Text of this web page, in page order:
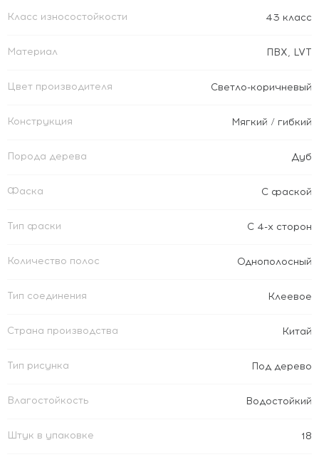
Класс износостойкости 43 класс
Материал ПВХ, LVT
Цвет производителя Светло-коричневый
Конструкция Мягкий / гибкий
Порода дерева Дуб
Фаска С фаской
Тип фаски С 4-х сторон
Количество полос Однополосный
Тип соединения Клеевое
Страна производства Китай
Тип рисунка Под дерево
Влагостойкость Водостойкий
Штук в упаковке 18